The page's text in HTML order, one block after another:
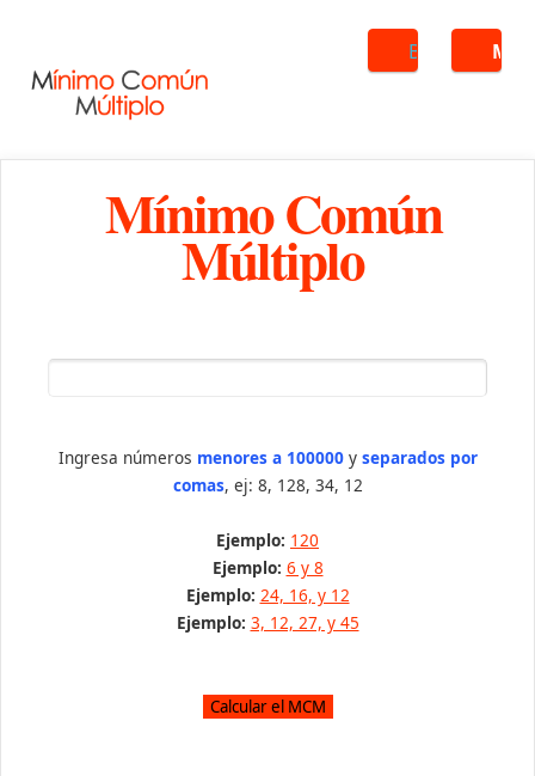
Buscar
Mínimo Común
Múltiplo
Ingresa números menores a 100000y separados por
comas, ej: 8, 128, 34, 12
Ejemplo: 120
Ejemplo: 6 y 8
Ejemplo: 24, 16, y 12
Ejemplo: 3, 12, 27, y 45